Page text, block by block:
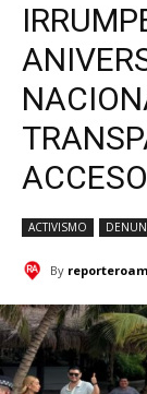
ACTIVISMO
By